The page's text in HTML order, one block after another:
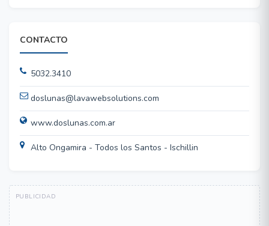
CONTACTO
5032.3410
doslunas@lavawebsolutions.com
www.doslunas.com.ar
Alto Ongamira - Todos los Santos - Ischillin